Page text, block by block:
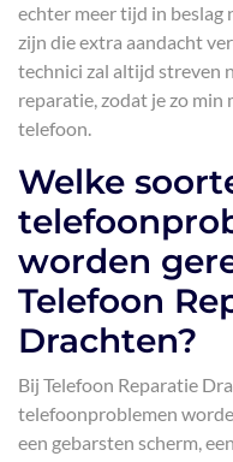
echter meer tijd in beslag
zijn die extra aandacht
technici zal altijd streven
reparatie, zodat je zo
telefoon.
Welke
worden
Telefoon
Drachten?
Bij Telefoon Reparatie
telefoonproblemen
een gebarsten scherm,